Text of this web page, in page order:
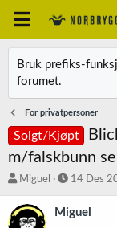
Bruk prefiks-
forumet.
For privatpersoner
Solgt/Kjøpt
m/falskbunn
T
å
d
Miguel
S
a
r
14 Des
Miguel